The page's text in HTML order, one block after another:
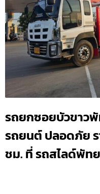
รถยกซอยบัวขาว
รถยนต์ ปลอดภัย
ชม. ที่ รถสไลด์พัท